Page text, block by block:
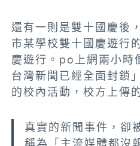
還有一則是雙十國慶後
市某學校雙十國慶遊行
慶遊行。po上網兩小時
台灣新聞已經全面封鎖
的校內活動，校方上傳
真實的新聞事件，卻
稱為「主流媒體都沒